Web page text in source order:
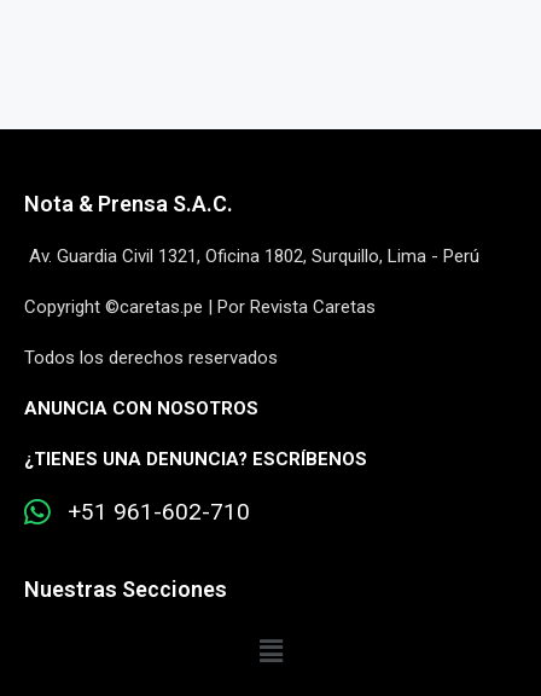
Nota & Prensa S.A.C.
Av. Guardia Civil 1321, Oficina 1802, Surquillo, Lima - Perú
Copyright ©caretas.pe | Por Revista Caretas
Todos los derechos reservados
ANUNCIA CON NOSOTROS
¿TIENES UNA DENUNCIA? ESCRÍBENOS
+51 961-602-710
Nuestras Secciones